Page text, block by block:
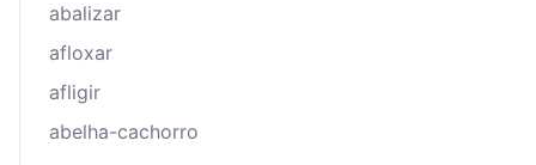
abalizar
afloxar
afligir
abelha-cachorro